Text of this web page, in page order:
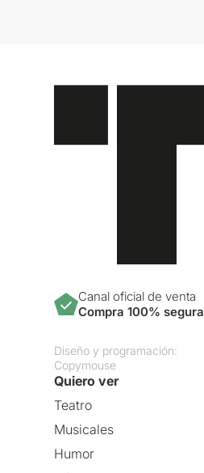
Canal oficial de venta
Compra 100% segura
Diseño y programación:
Copymouse
Quiero ver
Teatro
Musicales
Humor